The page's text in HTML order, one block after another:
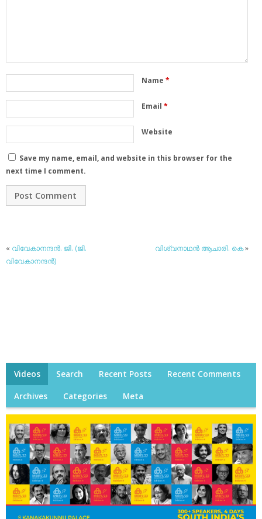
Name *
Email *
Website
Save my name, email, and website in this browser for the
next time I comment.
« വിവേകാനന്ദന്‍. ജി. (ജി.
വിവേകാനന്ദന്‍)
വിശ്വനാഥന്‍ ആചാരി. കെ»
Videos Search Recent Posts Recent Comments
Archives Categories Meta